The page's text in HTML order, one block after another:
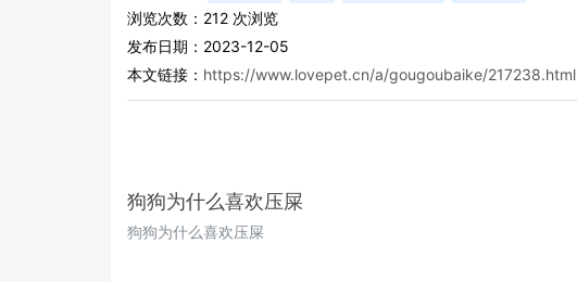
浏览次数： 212 次浏览
发布日期：2023-12-05
本文链接： https://www.lovepet.cn/a/gougoubaike/217238.html
狗狗为什么喜欢压屎
狗狗为什么喜欢压屎